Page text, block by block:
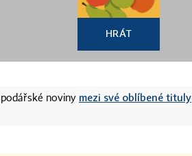
HRÁT
noviny mezi své oblíbené tituly